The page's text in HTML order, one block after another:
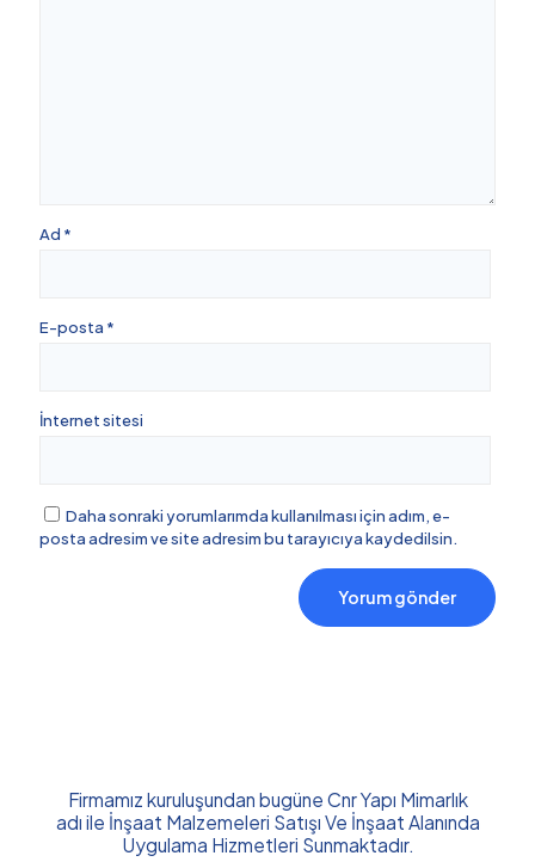
Ad *
E-posta *
İnternet sitesi
Daha sonraki yorumlarımda kullanılması için adım, e-
posta adresim ve site adresim bu tarayıcıya kaydedilsin.
Firmamız kuruluşundan bugüne Cnr Yapı Mimarlık
adı ile İnşaat Malzemeleri Satışı Ve İnşaat Alanında
Uygulama Hizmetleri Sunmaktadır.